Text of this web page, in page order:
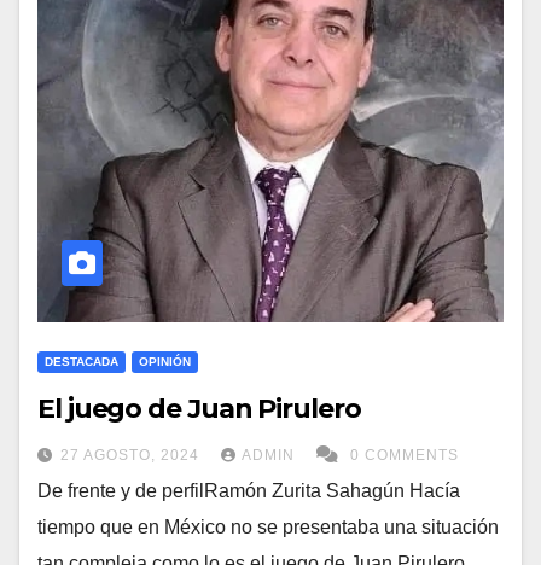
DESTACADA OPINIÓN
El juego de Juan Pirulero
27 AGOSTO, 2024 ADMIN 0 COMMENTS
De frente y de perfilRamón Zurita Sahagún Hacía
tiempo que en México no se presentaba una situación